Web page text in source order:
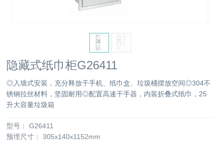
隐藏式纸巾柜G26411
◎入墙式安装，充分释放干手机、纸巾盒、垃圾桶摆放空间◎304不
锈钢拉丝材料，坚固耐用◎配置高速干手器，内装折叠式纸巾，25
升大容量垃圾箱
型号：
G26411
预埋尺寸：
305x140x1152mm